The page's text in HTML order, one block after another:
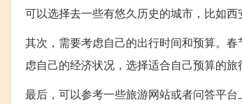
可以选择去一些有悠久历史的城市，比如西
其次，需要考虑自己的出行时间和预算。
虑自己的经济状况，选择适合自己预算的旅
最后，可以参考一些旅游网站或者问答平